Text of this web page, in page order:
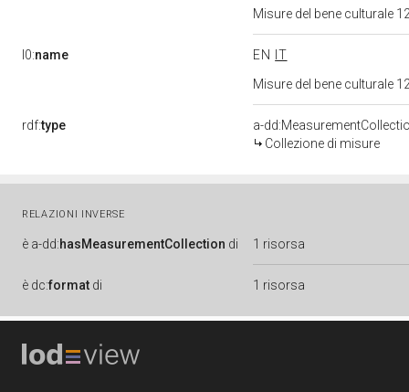
Misure del bene culturale
l0:name EN
IT
Misure del bene culturale
rdf:type
a-
Collezione di misure
RELAZIONI INVERSE
è a-dd:hasMeasurementCollection di 1 risorsa
è dc:format di 1 risorsa